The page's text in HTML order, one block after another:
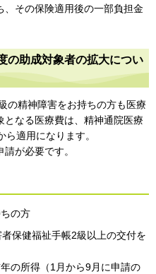
、その保険適用後の一部負担金
の助成対象者の拡大につい
の精神障害をお持ちの方も医療
なる医療費は、精神通院医療
適用になります。
が必要です。
の方
保健福祉手帳2級以上の交付を
の所得（1月から9月に申請の